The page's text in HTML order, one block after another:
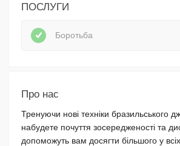
ПОСЛУГИ
Боротьба
Про нас
Тренуючи нові техніки бразильського
набудете почуття зосередженості та
допоможуть вам досягти більшого у